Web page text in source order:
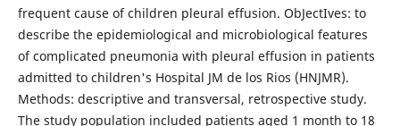
frequent cause of children pleural effusion. ObJectIves: to
describe the epidemiological and microbiological features
of complicated pneumonia with pleural effusion in patients
admitted to children's Hospital JM de los Rios (HNJMR).
Methods: descriptive and transversal, retrospective study.
The study population included patients aged 1 month to 18